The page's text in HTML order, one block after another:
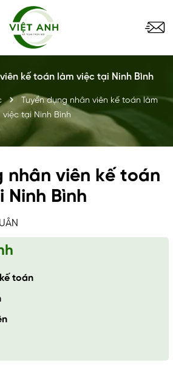
kế toán làm việc tại Ninh Bình
Tuyển dụng nhân viên kế toán làm
việc tại Ninh Bình
nhân viên kế toán
Bình
toán